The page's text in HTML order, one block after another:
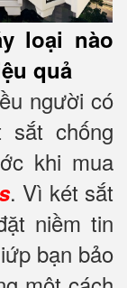
loại nào
quả
người có
chống
khi mua
. Vì két sắt
niềm tin
bạn bảo